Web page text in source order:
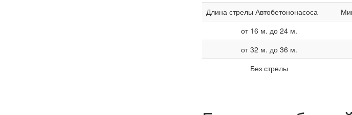
Длина стрелы Автобетононасоса
от 16 м. до 24 м.
от 32 м. до 36 м.
Без стрелы